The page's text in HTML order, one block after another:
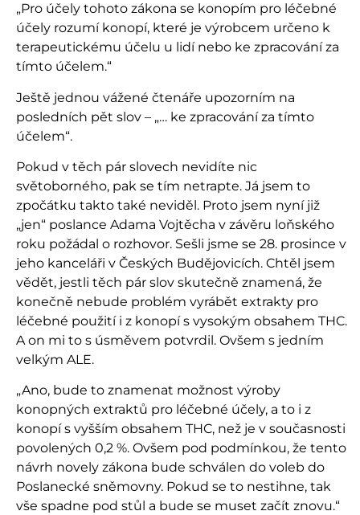
„Pro účely tohoto zákona se konopím pro léčebné
účely rozumí konopí, které je výrobcem určeno k
terapeutickému účelu u lidí nebo ke zpracování za
tímto účelem.“
Ještě jednou vážené čtenáře upozorním na
posledních pět slov – „… ke zpracování za tímto
účelem“.
Pokud v těch pár slovech nevidíte nic
světoborného, pak se tím netrapte. Já jsem to
zpočátku takto také neviděl. Proto jsem nyní již
„jen“ poslance Adama Vojtěcha v závěru loňského
roku požádal o rozhovor. Sešli jsme se 28. prosince v
jeho kanceláři v Českých Budějovicích. Chtěl jsem
vědět, jestli těch pár slov skutečně znamená, že
konečně nebude problém vyrábět extrakty pro
léčebné použití i z konopí s vysokým obsahem THC.
A on mi to s úsměvem potvrdil. Ovšem s jedním
velkým ALE.
„Ano, bude to znamenat možnost výroby
konopných extraktů pro léčebné účely, a to i z
konopí s vyšším obsahem THC, než je v současnosti
povolených 0,2 %. Ovšem pod podmínkou, že tento
návrh novely zákona bude schválen do voleb do
Poslanecké sněmovny. Pokud se to nestihne, tak
vše spadne pod stůl a bude se muset začít znovu.“